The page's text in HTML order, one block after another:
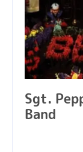
Sgt.
Band